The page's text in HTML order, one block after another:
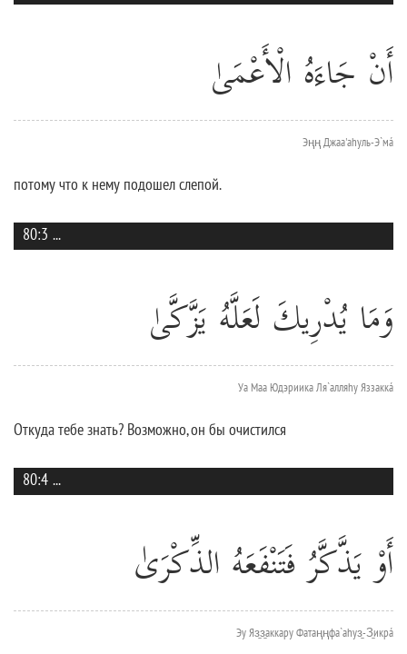
أَنْ جَاءَهُ الْأَعْمَىٰ
Эңң Джаа'аhуль-Э`мá
потому что к нему подошел слепой.
80:3 ...
وَمَا يُدْرِيكَ لَعَلَّهُ يَزَّكَّىٰ
Уа Маа Юдэриика Ля`алляhу Яззаккá
Откуда тебе знать? Возможно, он бы очистился
80:4 ...
أَوْ يَذَّكَّرُ فَتَنْفَعَهُ الذِّكْرَىٰ
Эу Яз̱з̱аккару Фатаңңфа`аhуз̱-З̱икрá